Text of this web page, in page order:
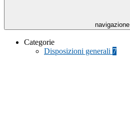
navigazione
Categorie
Disposizioni generali 7